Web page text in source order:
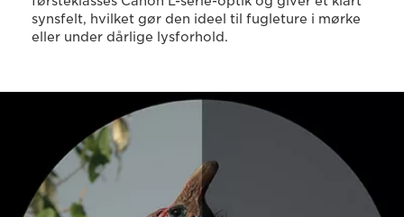
synsfelt, hvilket gør den ideel til fugleture i mørke
eller under dårlige lysforhold.